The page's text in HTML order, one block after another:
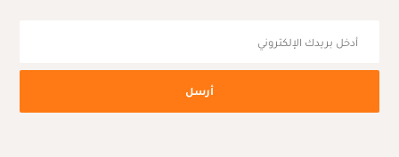
أرسل